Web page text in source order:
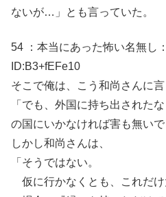
ないが…」とも言っていた。
54 ：本当にあった怖い名無し
ID:B3+fEFe10
そこで俺は、こう和尚さんに言
「でも、外国に持ち出された
の国にいかなければ害も無いで
しかし和尚さんは、
「そうではない。
仮に行かなくとも、これだ